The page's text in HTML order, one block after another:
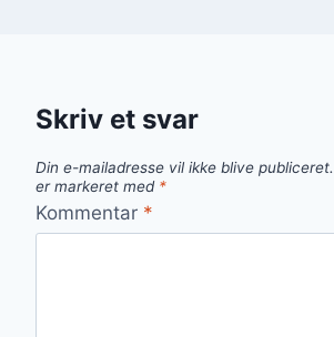
Skriv et svar
Din e-mailadresse vil ikke blive publiceret.
er markeret med *
Kommentar *